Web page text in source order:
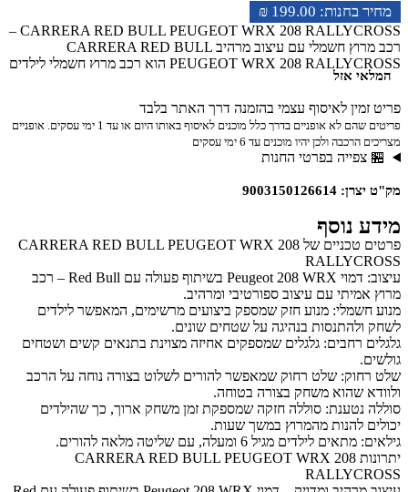
₪ 199.00
CARRERA RED BULL PEUGEOT WRX 208 RALLYCROSS –
רכב מרוץ חשמלי עם עיצוב מרהיב CARRERA RED BULL
PEUGEOT WRX 208 RALLYCROSS הוא רכב מרוץ חשמלי לילדים
שמתאים במיוחד לאוהבי ראלי ומרוצים. עם עיצוב מדויק ומרשים של
חווית המרוץ הישר לביתכם. הילדים ייהנו לשחק ולהתנסות בנהיגה ברכב
שטח אמיתי עם כל התכונות שמאפיינות רכבי ראלי עוצמתיים, הכוללים
רחוק שמאפשר להורים לשלוט על הרכב ולהבטיח את ביטחונם של
המלאי אזל
פריט זמין לאיסוף עצמי בהזמנה דרך האתר בלבד
פריטים שהם לא אופניים בדרך כלל מוכנים לאיסוף באותו היום או עד 1 ימי עסקים. אופניים
מצריכים הרכבה ולכן יהיו מוכנים עד 6 ימי עסקים
🏪 צפייה בפרטי החנות
מק"ט יצרן: 9003150126614
מידע נוסף
פרטים טכניים של CARRERA RED BULL PEUGEOT WRX 208
RALLYCROSS
עיצוב: דמוי Peugeot 208 WRX בשיתוף פעולה עם Red Bull – רכב
מרוץ אמיתי עם עיצוב ספורטיבי ומרהיב.
מנוע חשמלי: מנוע חזק שמספק ביצועים מרשימים, המאפשר לילדים
לשחק ולהתנסות בנהיגה על שטחים שונים.
גלגלים רחבים: גלגלים שמספקים אחיזה מצוינת בתנאים קשים ושטחים
גולשים.
שלט רחוק: שלט רחוק שמאפשר להורים לשלוט בצורה נוחה על הרכב
ולוודא שהוא משחק בצורה בטוחה.
סוללה נטענת: סוללה חזקה שמספקת זמן משחק ארוך, כך שהילדים
יכולים להנות מהמרוץ במשך שעות.
גילאים: מתאים לילדים מגיל 6 ומעלה, עם שליטה מלאה להורים.
יתרונות CARRERA RED BULL PEUGEOT WRX 208
RALLYCROSS